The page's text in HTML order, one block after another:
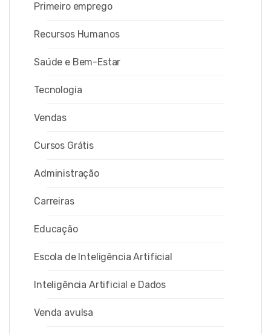
Primeiro emprego
Recursos Humanos
Saúde e Bem-Estar
Tecnologia
Vendas
Cursos Grátis
Administração
Carreiras
Educação
Escola de Inteligência Artificial
Inteligência Artificial e Dados
Venda avulsa